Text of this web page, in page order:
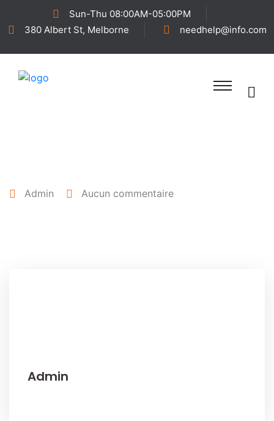
Sun-Thu 08:00AM-05:00PM
380 Albert St, Melborne
needhelp@info.com
Admin Aucun commentaire
Admin